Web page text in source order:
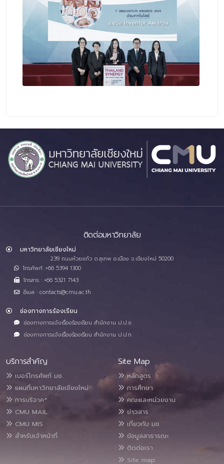
ติดต่อมหาวิทยาลัย
มหาวิทยาลัยเชียงใหม่
239 ถนนห้วยแก้ว ต.สุเทพ อ.เมือง จ.เชียงใหม่ 50200
โทรศัพท์ :+66 5394 1300
โทรสาร : +66 5321 7143
อีเมล : contacts@cmu.ac.th
ช่องทางการร้องเรียน
ช่องทางการแจ้งเรื่องร้องเรียน สำนักงาน ป.ป.ช.
ช่องทางการแจ้งเรื่องร้องเรียน สำนักงาน ป.ป.ท.
บริการสำคัญ
เบอร์โทรศัพท์ มช.
แผนที่มหาวิทยาลัยเชียงใหม่
การบริจาค*
CMU MAIL
CMU MIS
สำหรับเจ้าหน้าที่
Site Map
หลักสูตร
การศึกษา
คณะและหน่วยงาน
ข่าวสาร
เกี่ยวกับ มช.
ข้อมูลสาธารณะ
ติดต่อเรา
Site map